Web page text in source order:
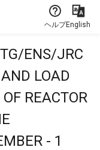
ヘルプEnglish
ENS/JRC
LOAD
REACTOR
- 1